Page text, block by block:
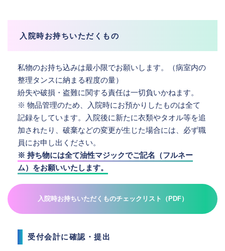
入院時お持ちいただくもの
私物のお持ち込みは最小限でお願いします。（病室内の
整理タンスに納まる程度の量）
紛失や破損・盗難に関する責任は一切負いかねます。
※ 物品管理のため、入院時にお預かりしたものは全て
記録をしています。入院後に新たに衣類やタオル等を追
加されたり、破棄などの変更が生じた場合には、必ず職
員にお申し出ください。
※ 持ち物には全て油性マジックでご記名（フルネー
ム）をお願いいたします。
入院時お持ちいただくものチェックリスト（PDF）
受付会計に確認・提出